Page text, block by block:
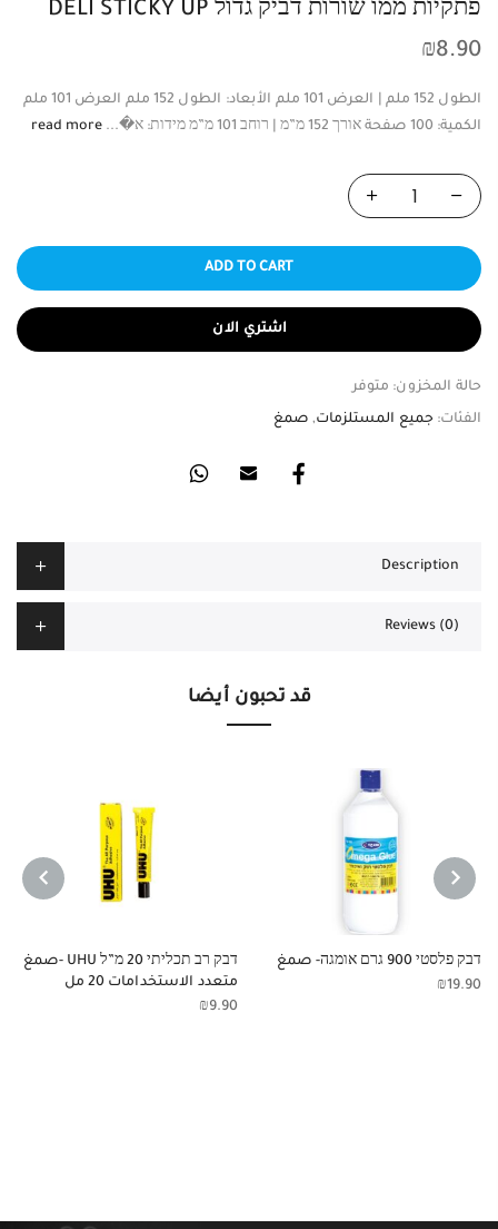
פתקיות ממו שורות דביק גדול DELI STICKY UP
₪8.90
الطول 152 ملم | العرض 101 ملم الأبعاد: الطول 152 ملم العرض 101 ملم
الكمية: 100 صفحة אורך 152 מ”מ | רוחב 101 מ”מ מידות: א�...
ADD TO CART
اشتري الان
حالة المخزون: متوفر
الفئات: جميع المستلزمات, صمغ
Description
Reviews (0)
قد تحبون أيضا
PREVIOUS
דבק פלסטי 900 גרם אומגה- صمغ
₪19.90
דבק רב תכליתי 20 מ”ל UHU -صمغ
متعدد الاستخدامات 20 مل
₪9.90